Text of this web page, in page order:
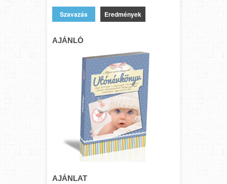
Eredmények
AJÁNLÓ
AJÁNLAT